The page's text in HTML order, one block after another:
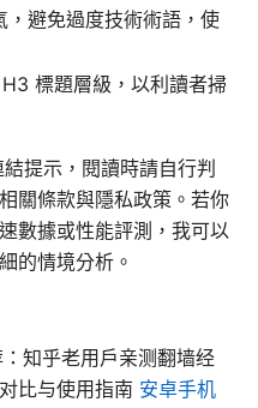
，避免過度技術術語，使
標題層級，以利讀者掃
提示，閱讀時請自行判
關條款與隱私政策。若你
數據或性能評測，我可以
的情境分析。
知乎老用户亲测翻墙经
比与使用指南 安卓手机